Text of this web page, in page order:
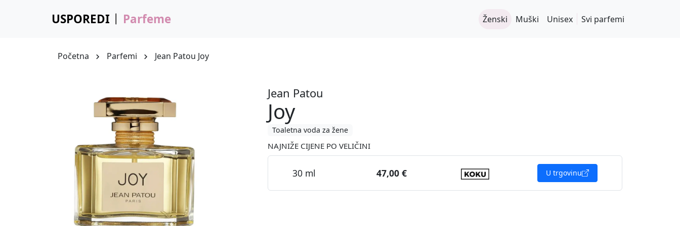
USPOREDI Parfeme Ženski Muški Unisex Svi parfemi
Početna Parfemi Jean Patou Joy
Jean Patou
Joy
Toaletna voda za žene
NAJNIŽE CIJENE PO VELIČINI
30 ml 47,00 € U trgovinu